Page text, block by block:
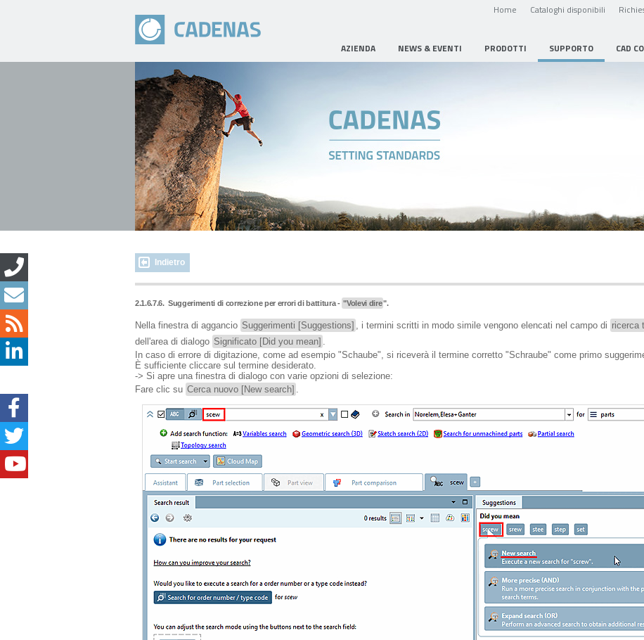
Home Cataloghi disponibili
AZIENDA NEWS & EVENTI PRODOTTI SUPPORTO CAD
Indietro
2.1.6.7.6.Suggerimenti di correzione per errori di battitura - "Volevi dire".
Nella finestra di aggancio Suggerimenti [Suggestions] , i termini scritti in modo simile vengono elencati nel campo di ricerca
dell'area di dialogo Significato [Did you mean] .
In caso di errore di digitazione, come ad esempio "Schaube", si riceverà il termine corretto "Schraube" come primo
È sufficiente cliccare sul termine desiderato.
-> Si apre una finestra di dialogo con varie opzioni di selezione:
Fare clic su Cerca nuovo [New search] .